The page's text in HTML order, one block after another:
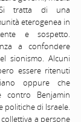
Si tratta di una
eterogenea in
e sospetto.
a confondere
sionismo. Alcuni
essere ritenuti
oppure che
contro Benjamin
politiche di Israele.
a persone